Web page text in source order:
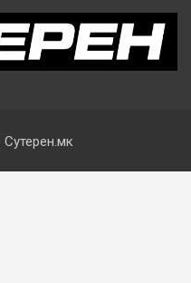
Сутерен.мк